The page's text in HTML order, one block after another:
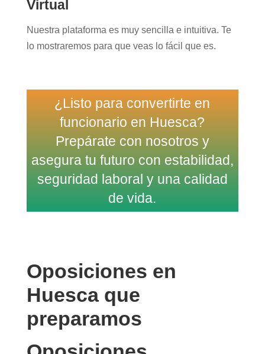
Virtual
Nuestra plataforma es muy sencilla e intuitiva. Te
lo mostraremos para que veas lo fácil que es.
¿Listo para convertirte en
funcionario en Huesca?
Prepárate con nosotros y
asegura tu futuro con estabilidad,
seguridad laboral y una calidad
de vida.
Oposiciones en
Huesca que
preparamos